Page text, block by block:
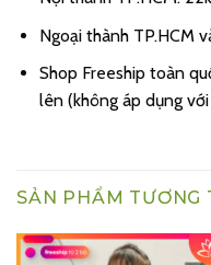
Ngoại thành TP.HCM
Shop Freeship toàn
lên (không áp dụng
SẢN PHẨM TƯƠNG